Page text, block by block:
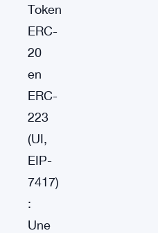
Token
ERC-
20
en
ERC-
223
(UI,
EIP-
7417)
:
Une